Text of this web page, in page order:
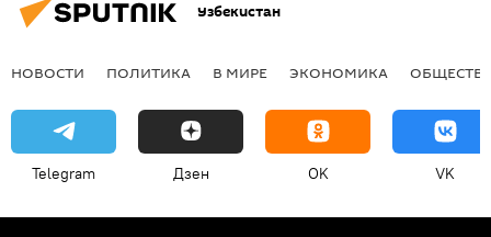
Узбекистан
НОВОСТИ ПОЛИТИКА В МИРЕ ЭКОНОМИКА
Telegram Дзен OK VK